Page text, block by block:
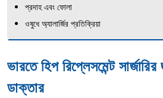
প্রদাহ এবং ফোলা
ওষুধে অ্যালার্জির প্রতিক্রিয়া
ভারতে হিপ রিপ্লেসমেন্ট
ডাক্তার